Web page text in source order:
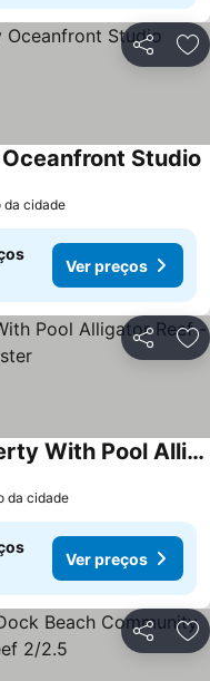
Partilhar
Studio
da cidade
Ver preços
Partilhar
Beautiful Oceanfront Property With Pool Alligator Reef - Conch & Lobster
da cidade
Ver preços
Partilhar